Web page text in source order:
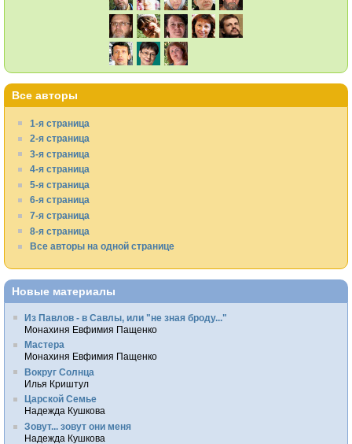
Все авторы
1-я страница
2-я страница
3-я страница
4-я страница
5-я страница
6-я страница
7-я страница
8-я страница
Все авторы на одной странице
Новые материалы
Из Павлов - в Савлы, или "не зная броду..."
Монахиня Евфимия Пащенко
Мастера
Монахиня Евфимия Пащенко
Вокруг Солнца
Илья Криштул
Царской Семье
Надежда Кушкова
Зовут... зовут они меня
Надежда Кушкова